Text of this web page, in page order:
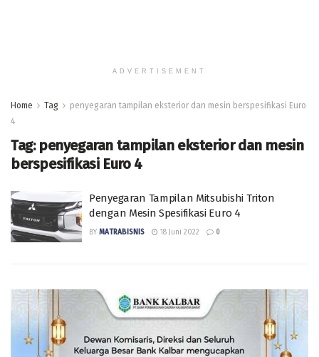
ADVERTISEMENT
Home Tag
penyegaran tampilan eksterior dan mesin berspesifikasi Euro
4
Tag: penyegaran tampilan eksterior dan mesin
berspesifikasi Euro 4
Penyegaran Tampilan Mitsubishi Triton
dengan Mesin Spesifikasi Euro 4
BY MATRABISNIS 18 Juni 2022 0